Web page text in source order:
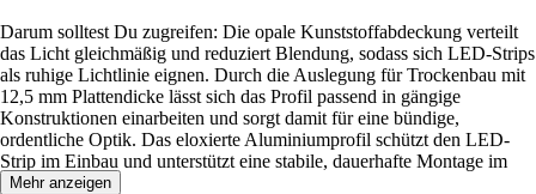
Darum solltest Du zugreifen: Die opale Kunststoffabdeckung verteilt
das Licht gleichmäßig und reduziert Blendung, sodass sich LED-Strips
als ruhige Lichtlinie eignen. Durch die Auslegung für Trockenbau mit
12,5 mm Plattendicke lässt sich das Profil passend in gängige
Konstruktionen einarbeiten und sorgt damit für eine bündige,
ordentliche Optik. Das eloxierte Aluminiumprofil schützt den LED-
Strip im Einbau und unterstützt eine stabile, dauerhafte Montage im
Innenbereich.
Mehr anzeigen